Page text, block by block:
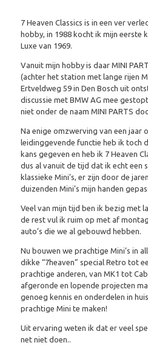
7 Heaven Classics is in een ver
hobby, in 1988 kocht ik mijn eerste
Luxe van 1969.
Vanuit mijn hobby is daar MINI
(achter het station met lange rijen
Ertveldweg 59 in Den Bosch uit
discussie met BMW AG mee
niet onder de naam MINI PARTS
Na enige omzwerving van een jaar
leidinggevende functie heb ik toch
kans gegeven en heb ik 7 Heaven
dus al vanuit de tijd dat ik echt een
klassieke Mini’s, er zijn door de
duizenden Mini’s mijn handen
Veel van mijn tijd ben ik bezig met
de rest vul ik ruim op met af
auto’s die we al gebouwd hebben.
Nu bouwen we prachtige Mini’s in
dikke “7heaven” special Retro tot
prachtige anderen, van MK1 tot
afgeronde en lopende projecten
genoeg kennis en onderdelen in
prachtige Mini te maken!
Uit ervaring weten ik dat er veel
net niet doen..